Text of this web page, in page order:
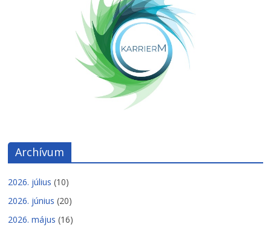
Archívum
2026. július (10)
2026. június (20)
2026. május (16)